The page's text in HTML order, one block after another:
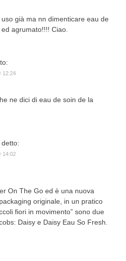
già ma nn dimenticare eau de
agrumato!!!! Ciao.
12:24
ne dici di eau de soin de la
detto:
14:02
On The Go ed è una nuova
originale, in un pratico
fiori in movimento” sono due
Daisy e Daisy Eau So Fresh.